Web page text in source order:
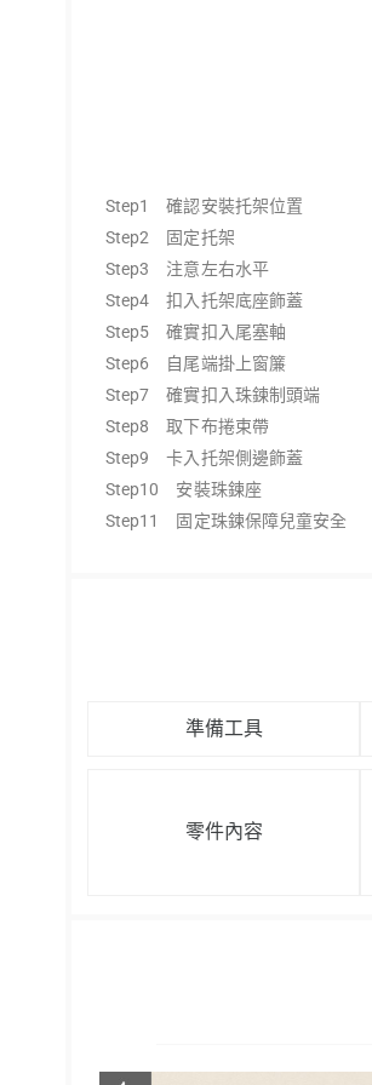
Step1 確認安裝托架位置
Step2 固定托架
Step3 注意左右水平
Step4 扣入托架底座飾蓋
Step5 確實扣入尾塞軸
Step6 自尾端掛上窗簾
Step7 確實扣入珠鍊制頭端
Step8 取下布捲束帶
Step9 卡入托架側邊飾蓋
Step10 安裝珠鍊座
Step11 固定珠鍊保障兒童安全
準備工具
零件內容